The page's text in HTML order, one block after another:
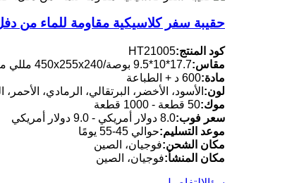
حقيبة سفر كلاسيكية مقاومة للماء من
كود المنتج:HT21005
مقاس:17.7*10*9.5 بوصة/450x255x240 مللي متر
مادة:600 د + الطباعة
لون: الأسود، الأخضر، البرتقالي، الرمادي، الأحمر،
موك:50 قطعة - 1000 قطعة
سعر فوب:8.0 دولار أمريكي - 9.0 دولار أمريكي
موعد التسليم:حوالي 45-55 يومًا
مكان الشحن:فوجيان، الصين
مكان المنشأ:فوجيان، الصين